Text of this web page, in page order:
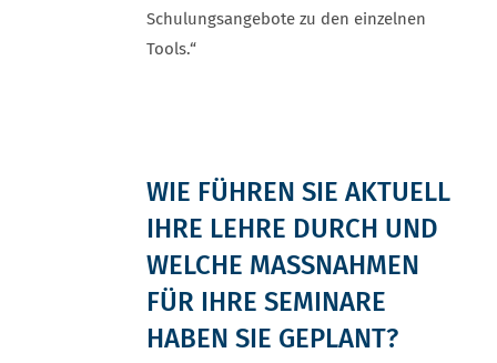
Schulungsangebote zu den einzelnen
Tools.“
WIE FÜHREN SIE AKTUELL
IHRE LEHRE DURCH UND
WELCHE MASSNAHMEN F
ÜR IHRE SEMINARE H
ABEN SIE GEPLANT?